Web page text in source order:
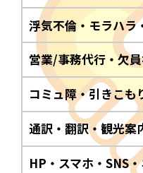
浮気不倫・モラハラ
営業/事務代行・欠
コミュ障・引きこも
通訳・翻訳・観光案
HP・スマホ・SNS